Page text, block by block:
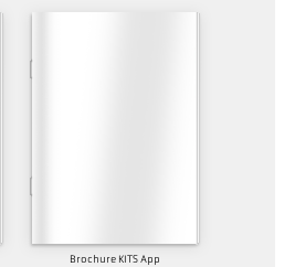
Brochure KITS App